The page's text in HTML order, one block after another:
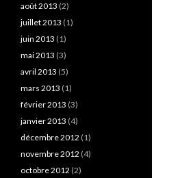
août 2013 (2)
juillet 2013 (1)
juin 2013 (1)
mai 2013 (3)
avril 2013 (5)
mars 2013 (1)
février 2013 (3)
janvier 2013 (4)
décembre 2012 (1)
novembre 2012 (4)
octobre 2012 (2)